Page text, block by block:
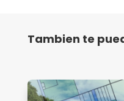
Tambien te